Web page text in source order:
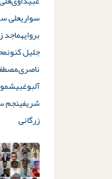
سواریعلی
بروایهماجد
جلیل کنون
ناصرى
آلبوغبیش
شريفىنجم
زرگانى